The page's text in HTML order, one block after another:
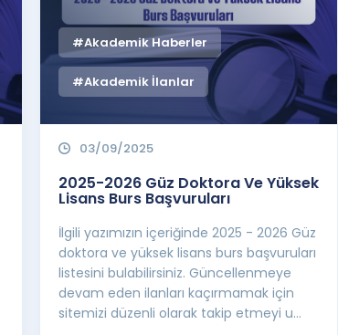
#Akademik Haberler
#Akademik İlanlar
03/09/2025
2025-2026 Güz Doktora Ve Yüksek
Lisans Burs Başvuruları
İlgili yazımızın içeriğinde 2025 - 2026 Güz
doktora ve yüksek lisans burs başvuruları
listesini bulabilirsiniz. Güncellenmeye
devam eden ilanları kaçırmamak için
sitemizi düzenli olarak takip etmeyi u...